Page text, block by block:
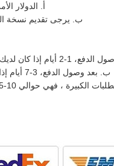
أ. الدولار
ب. يرجى تقديم نسخة
أيام إذا كان لديك أجزاء في المخزون.
ب. بعد وصول الدفع، 3-7 أيام إذا كان خارج المخزون.
، فهي حوالي 10-15 أيام ، وفقًا للكمية.